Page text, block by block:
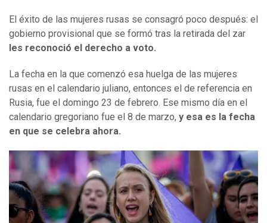
El éxito de las mujeres rusas se consagró poco después: el
gobierno provisional que se formó tras la retirada del zar
les reconoció el derecho a voto.
La fecha en la que comenzó esa huelga de las mujeres
rusas en el calendario juliano, entonces el de referencia en
Rusia, fue el domingo 23 de febrero. Ese mismo día en el
calendario gregoriano fue el 8 de marzo, y esa es la fecha
en que se celebra ahora.